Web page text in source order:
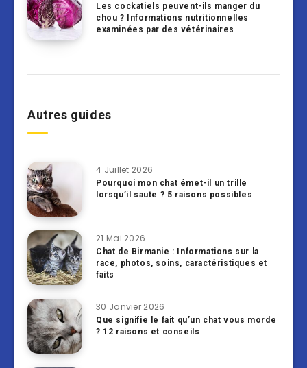
Les cockatiels peuvent-ils manger du
chou ? Informations nutritionnelles
examinées par des vétérinaires
Autres guides
4 Juillet 2026
Pourquoi mon chat émet-il un trille
lorsqu’il saute ? 5 raisons possibles
21 Mai 2026
Chat de Birmanie : Informations sur la
race, photos, soins, caractéristiques et
faits
30 Janvier 2026
Que signifie le fait qu’un chat vous morde
? 12 raisons et conseils